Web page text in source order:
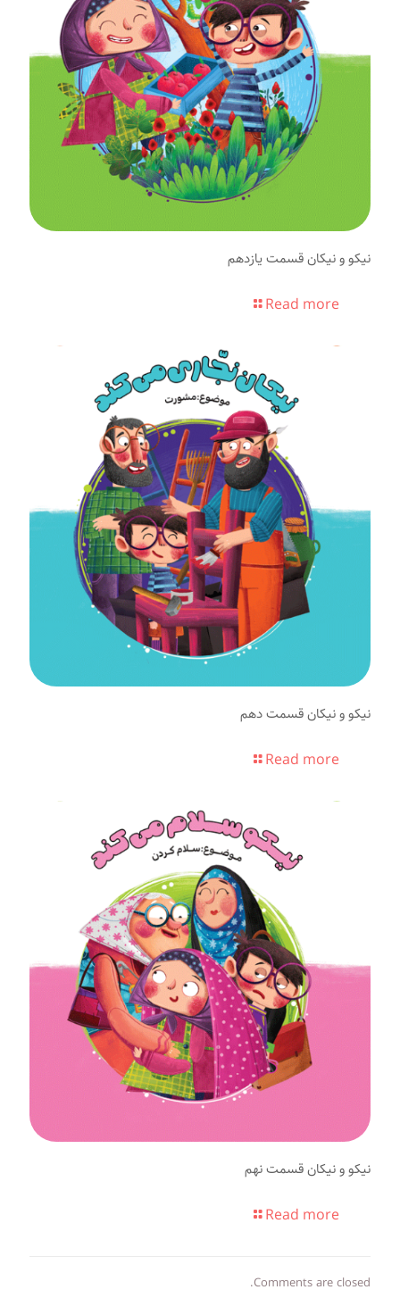
نیکو و نیکان قسمت یازدهم
Read more
نیکو و نیکان قسمت دهم
Read more
نیکو و نیکان قسمت نهم
Read more
Comments are closed.